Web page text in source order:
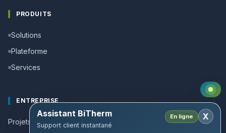
PRODUITS
Solutions
Plateforme
Services
ENTREPRISE
Projets de reussite
Assistant BiTherm
Support client instantané
En ligne X